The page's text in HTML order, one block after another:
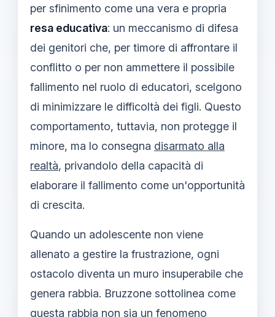
per sfinimento come una vera e propria
resa educativa: un meccanismo di difesa
dei genitori che, per timore di affrontare il
conflitto o per non ammettere il possibile
fallimento nel ruolo di educatori, scelgono
di minimizzare le difficoltà dei figli. Questo
comportamento, tuttavia, non protegge il
minore, ma lo consegna disarmato alla
realtà, privandolo della capacità di
elaborare il fallimento come un'opportunità
di crescita.
Quando un adolescente non viene
allenato a gestire la frustrazione, ogni
ostacolo diventa un muro insuperabile che
genera rabbia. Bruzzone sottolinea come
questa rabbia non sia un fenomeno